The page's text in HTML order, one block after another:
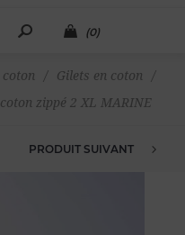
(0)
coton / Gilets en coton
/
zippé 2 XL MARINE
PRODUIT SUIVANT